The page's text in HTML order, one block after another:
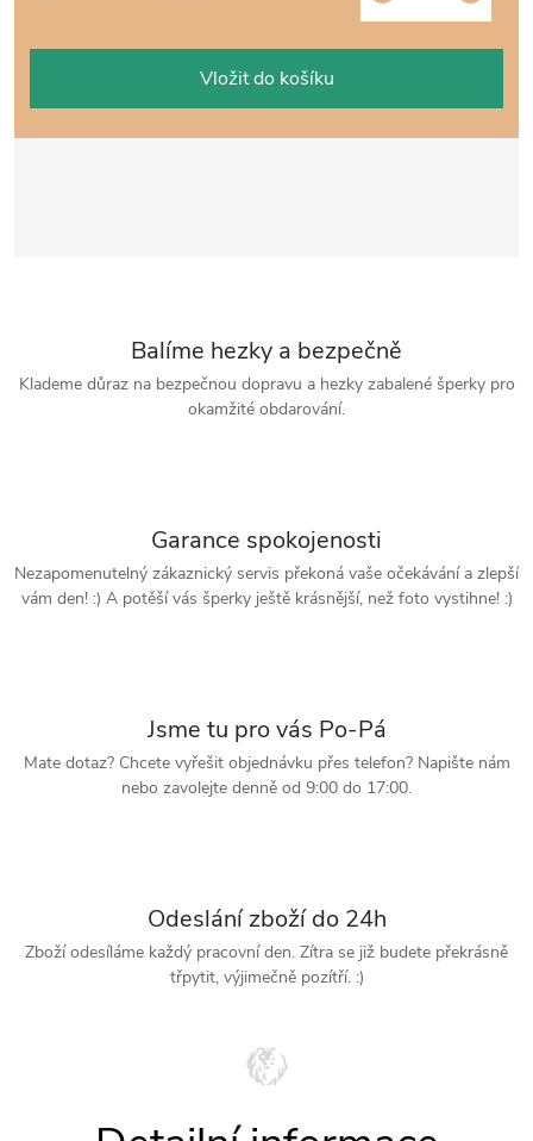
Vložit do košíku
Balíme hezky a bezpečně
Klademe důraz na bezpečnou dopravu a hezky zabalené šperky pro
okamžité obdarování.
Garance spokojenosti
Nezapomenutelný zákaznický servis překoná vaše očekávání a zlepší
vám den! :) A potěší vás šperky ještě krásnější, než foto vystihne! :)
Jsme tu pro vás Po-Pá
Mate dotaz? Chcete vyřešit objednávku přes telefon? Napište nám
nebo zavolejte denně od 9:00 do 17:00.
Odeslání zboží do 24h
Zboží odesíláme každý pracovní den. Zítra se již budete překrásně
třpytit, výjimečně pozítří. :)